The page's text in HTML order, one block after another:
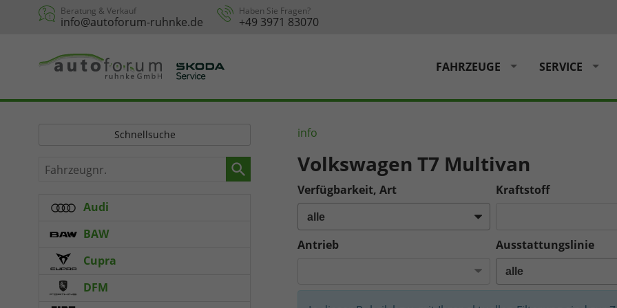
Beratung & Verkauf
info@autoforum-ruhnke.de
Haben Sie Fragen?
+49 3971 83070
FAHRZEUGE SERVICE
info
Volkswagen T7 Multivan
Verfügbarkeit, Art Kraftstoff
Antrieb Ausstattungslinie
Schnellsuche
Fahrzeugnr.
Audi
BAW
Cupra
DFM